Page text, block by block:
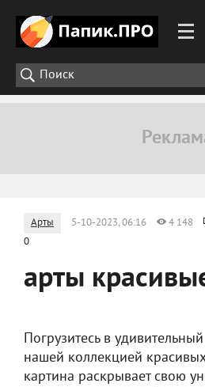
Арты 5-10-2023, 06:16 4 148
0
арты
Погрузитесь в
нашей коллекцией
картина раскрывает свою